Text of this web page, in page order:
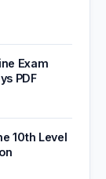
Exam
PDF
10th Level